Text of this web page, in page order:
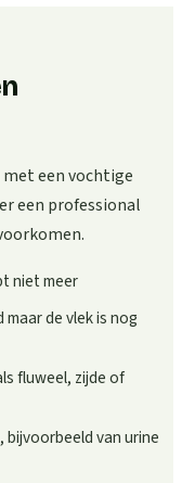
een vochtige
een professional
niet meer
de vlek is nog
fluweel, zijde of
bijvoorbeeld van urine